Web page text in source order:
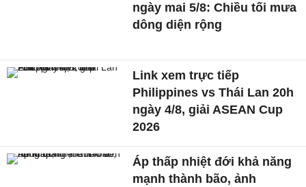
ngày mai 5/8: Chiều tối mưa
dông diện rộng
Link xem trực tiếp
Philippines vs Thái Lan 20h
ngày 4/8, giải ASEAN Cup
2026
Áp thấp nhiệt đới khả năng
mạnh thành bão, ảnh